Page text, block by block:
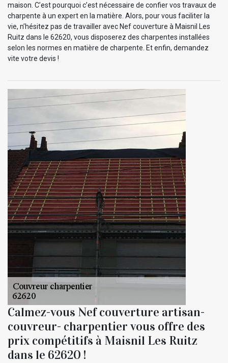
maison. C’est pourquoi c’est nécessaire de confier vos travaux de
charpente à un expert en la matière. Alors, pour vous faciliter la
vie, n’hésitez pas de travailler avec Nef couverture à Maisnil Les
Ruitz dans le 62620, vous disposerez des charpentes installées
selon les normes en matière de charpente. Et enfin, demandez
vite votre devis !
Calmez-vous Nef couverture artisan-
couvreur- charpentier vous offre des
prix compétitifs à Maisnil Les Ruitz
dans le 62620 !